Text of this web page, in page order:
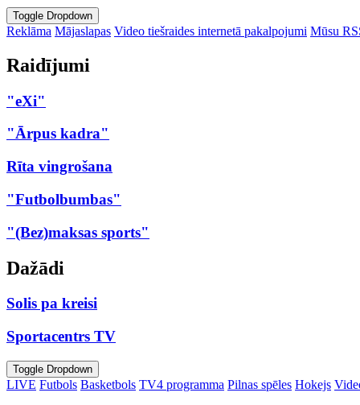
Toggle Dropdown
Reklāma Mājaslapas Video tiešraides internetā pakalpojumi Mūsu
Raidījumi
"eXi"
"Ārpus kadra"
Rīta vingrošana
"Futbolbumbas"
"(Bez)maksas sports"
Dažādi
Solis pa kreisi
Sportacentrs TV
Toggle Dropdown
LIVE Futbols Basketbols TV4 programma Pilnas spēles Hokejs